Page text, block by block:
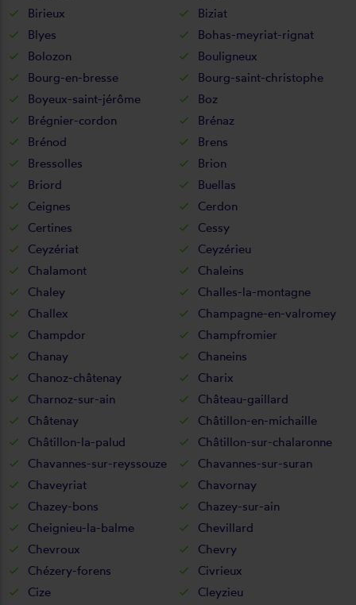
Birieux
Biziat
Blyes
Bohas-meyriat-rignat
Bolozon
Bouligneux
Bourg-en-bresse
Bourg-saint-christophe
Boyeux-saint-jérôme
Boz
Brégnier-cordon
Brénaz
Brénod
Brens
Bressolles
Brion
Briord
Buellas
Ceignes
Cerdon
Certines
Cessy
Ceyzériat
Ceyzérieu
Chalamont
Chaleins
Chaley
Challes-la-montagne
Challex
Champagne-en-valromey
Champdor
Champfromier
Chanay
Chaneins
Chanoz-châtenay
Charix
Charnoz-sur-ain
Château-gaillard
Châtenay
Châtillon-en-michaille
Châtillon-la-palud
Châtillon-sur-chalaronne
Chavannes-sur-reyssouze
Chavannes-sur-suran
Chaveyriat
Chavornay
Chazey-bons
Chazey-sur-ain
Cheignieu-la-balme
Chevillard
Chevroux
Chevry
Chézery-forens
Civrieux
Cize
Cleyzieu